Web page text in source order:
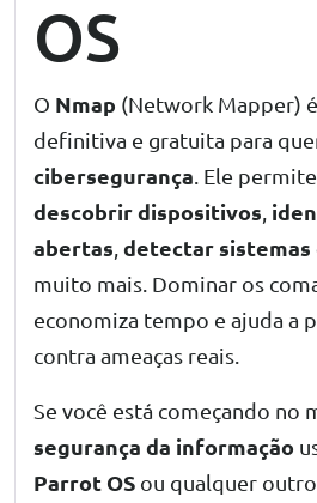
OS
O Nmap (Network Mapper)
definitiva e gratuita para
cibersegurança . Ele permite
descobrir dispositivos
abertas detectar sistemas
muito mais. Dominar os
economiza tempo e ajuda a
contra ameaças reais.
Se você está começando no
segurança da informação
Parrot OS ou qualquer